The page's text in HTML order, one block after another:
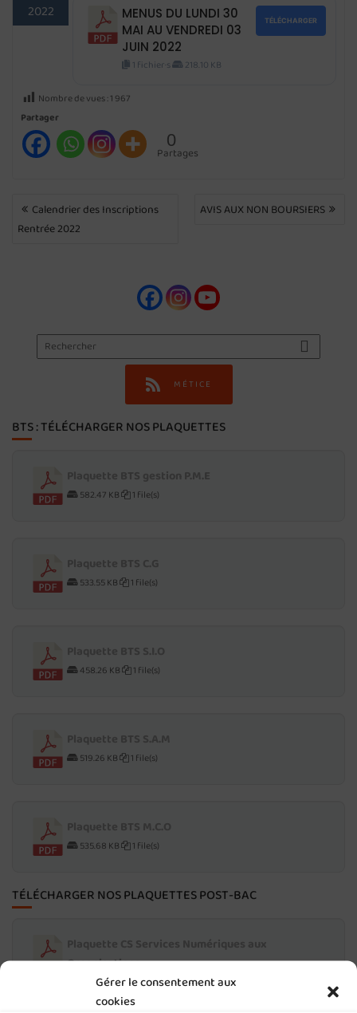
Gérer le consentement aux
cookies
2022
MENUS DU LUNDI 30
MAI AU VENDREDI 03
JUIN 2022
1 fichier·s 218.10 KB
TÉLÉCHARGER
Nombre de vues :1 967
Partager
0
Partages
NAVIGATION
DE
L’ARTICLE
Calendrier des Inscriptions
Rentrée 2022
AVIS AUX NON BOURSIERS
MÉTICE
BTS : TÉLÉCHARGER NOS PLAQUETTES
582.47 KB 1 file(s)
533.55 KB 1 file(s)
458.26 KB 1 file(s)
519.26 KB 1 file(s)
535.68 KB 1 file(s)
TÉLÉCHARGER NOS PLAQUETTES POST-BAC
Organisations
350.40 KB 1 file(s)